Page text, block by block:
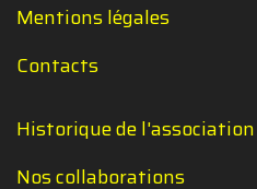
Mentions légales
Contacts
Historique de l'association
Nos collaborations